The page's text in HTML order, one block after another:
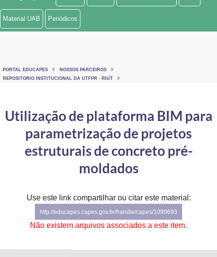
Ministério de Minas e Energia
Ministério do Turismo
Controladoria-Geral da União
Ministério da Mulher, da Família e dos Direitos Humanos
Gabinete de Segurança Institucional
Advocacia-Geral da União
Material UAB Periódicos
PORTAL EDUCAPES
NOSSOS PARCEIROS
REPOSITORIO INSTITUCIONAL DA UTFPR - RIUT
Utilização de plataforma BIM para
parametrização de projetos
estruturais de concreto pré-
moldados
Use este link compartilhar ou citar este material:
http://educapes.capes.gov.br/handle/capes/1099693
Não existem arquivos associados a este item.